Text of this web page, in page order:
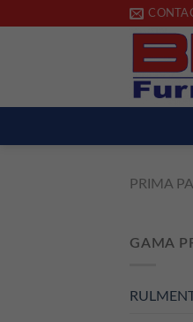
PRIMA
GAMA